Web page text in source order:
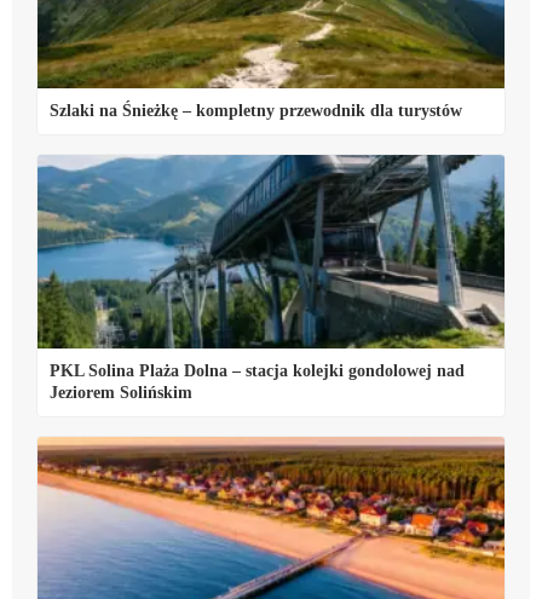
Szlaki na Śnieżkę – kompletny przewodnik dla turystów
PKL Solina Plaża Dolna – stacja kolejki gondolowej nad
Jeziorem Solińskim